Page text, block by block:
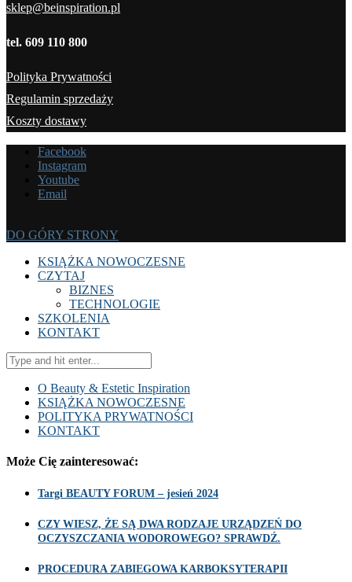
sklep@beinspiration.pl
tel. 609 110 800
Polityka Prywatności
Regulamin sprzedaży
Koszty dostawy
Facebook
Instagram
Youtube
Email
DO GÓRY STRONY
KSIĄŻKA NOWOCZESNE
CZYTAJ
BIZNES
TECHNOLOGIE
SZKOLENIA
KONTAKT
O Beauty & Estetic Inspiration
KSIĄŻKA NOWOCZESNE
POLITYKA PRYWATNOŚCI
KONTAKT
Może Cię zainteresować:
Targi BEAUTY FORUM – jesień 2024
CZY WIESZ, ŻE SĄ DWA RODZAJE URZĄDZEŃ DO
OCZYSZCZANIA WODOROWEGO? SPRAWDŹ.
PROCEDURA ZABIEGOWA KARBOKSYTERAPII